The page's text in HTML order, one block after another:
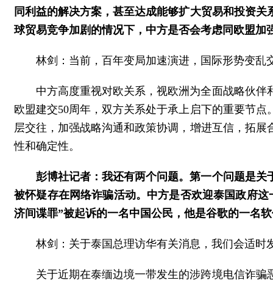
同利益的解决方案，甚至达成能够扩大贸易和投资
球贸易竞争加剧的情况下，中方是否会考虑同欧盟加
林剑：当前，百年变局加速演进，国际形势变
中方高度重视对欧关系，视欧洲为全面战略伙
欧盟建交50周年，双方关系处于承上启下的重要节
层交往，加强战略沟通和政策协调，增进互信，拓
性和确定性。
彭博社记者：我还有两个问题。第一个问题是
被怀疑存在网络诈骗活动。中方是否欢迎泰国政府
济间谍罪”被起诉的一名中国公民，他是谷歌的一名
林剑：关于泰国总理访华有关消息，我们会适时
关于近期在泰缅边境一带发生的涉跨境电信诈